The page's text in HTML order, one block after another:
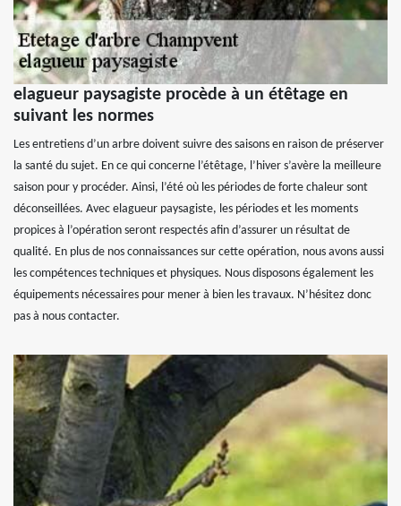
elagueur paysagiste procède à un étêtage en
suivant les normes
Les entretiens d’un arbre doivent suivre des saisons en raison de préserver
la santé du sujet. En ce qui concerne l’étêtage, l’hiver s’avère la meilleure
saison pour y procéder. Ainsi, l’été où les périodes de forte chaleur sont
déconseillées. Avec elagueur paysagiste, les périodes et les moments
propices à l’opération seront respectés afin d’assurer un résultat de
qualité. En plus de nos connaissances sur cette opération, nous avons aussi
les compétences techniques et physiques. Nous disposons également les
équipements nécessaires pour mener à bien les travaux. N’hésitez donc
pas à nous contacter.